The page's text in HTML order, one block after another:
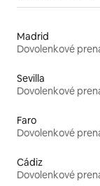
Madrid
Dovolenkové
Sevilla
Dovolenkové
Faro
Dovolenkové
Cádiz
Dovolenkové